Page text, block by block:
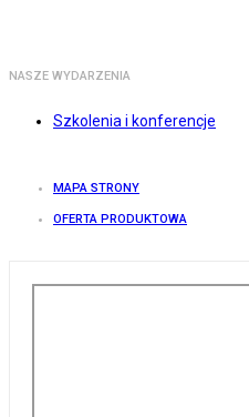
NASZE WYDARZENIA
Szkolenia i konferencje
MAPA STRONY
OFERTA PRODUKTOWA